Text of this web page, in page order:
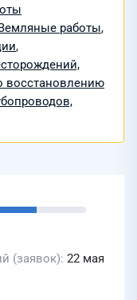
работы,
,
восстановлению
(заявок) 22 мая